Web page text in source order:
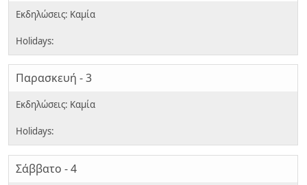
Παρασκευή - 3
Σάββατο - 4